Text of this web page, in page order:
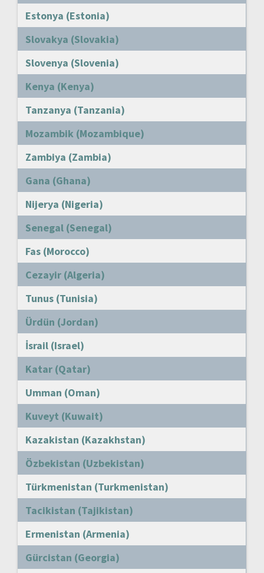
Estonya (Estonia)
Slovakya (Slovakia)
Slovenya (Slovenia)
Kenya (Kenya)
Tanzanya (Tanzania)
Mozambik (Mozambique)
Zambiya (Zambia)
Gana (Ghana)
Nijerya (Nigeria)
Senegal (Senegal)
Fas (Morocco)
Cezayir (Algeria)
Tunus (Tunisia)
Ürdün (Jordan)
İsrail (Israel)
Katar (Qatar)
Umman (Oman)
Kuveyt (Kuwait)
Kazakistan (Kazakhstan)
Özbekistan (Uzbekistan)
Türkmenistan (Turkmenistan)
Tacikistan (Tajikistan)
Ermenistan (Armenia)
Gürcistan (Georgia)